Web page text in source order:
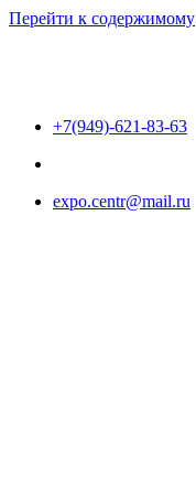
Перейти к содержимому
+7(949)-621-83-63
expo.centr@mail.ru